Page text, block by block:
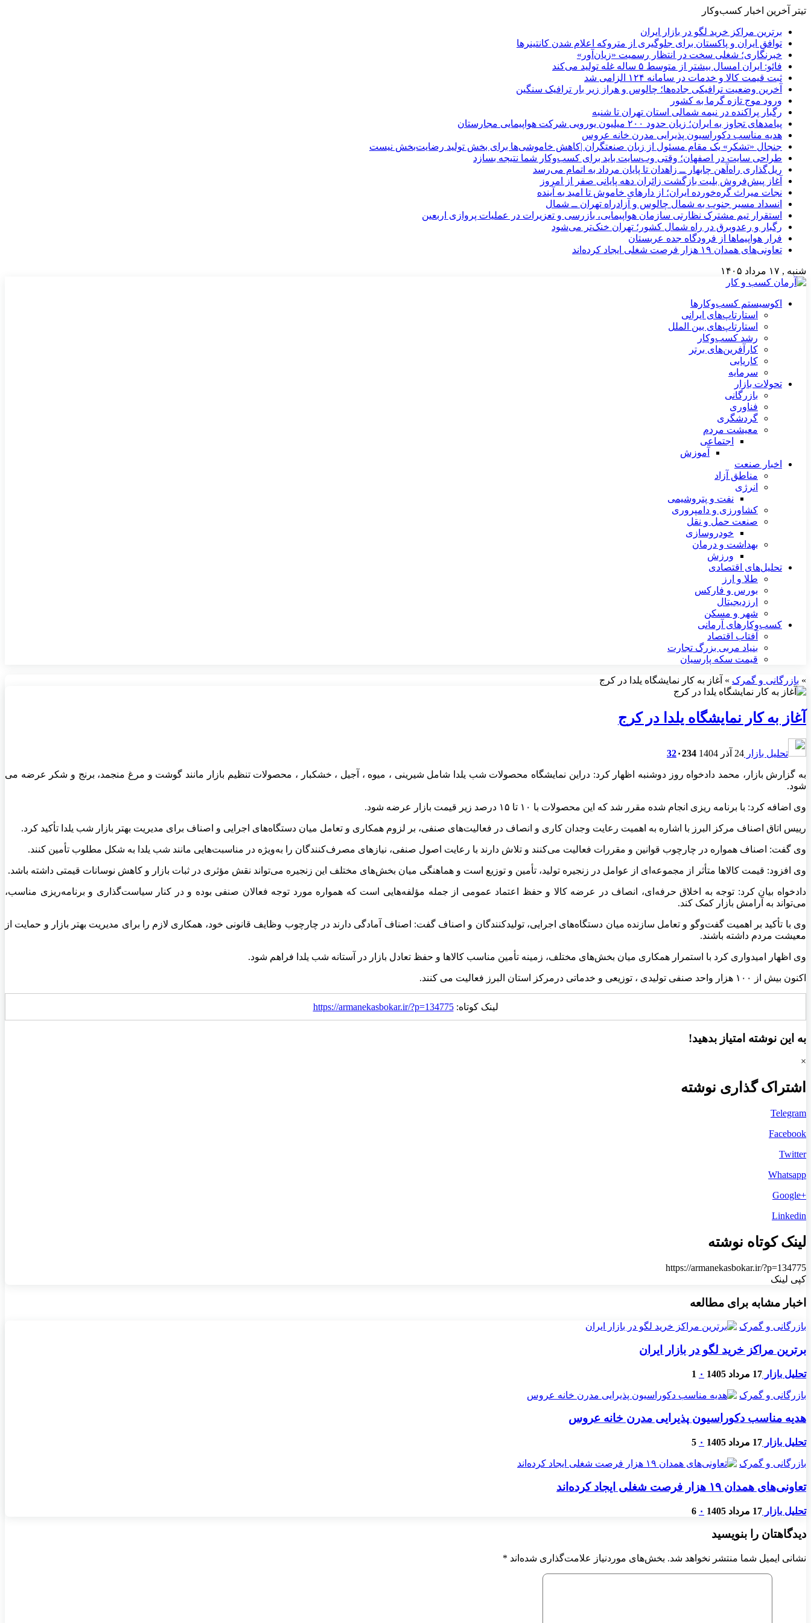
تیتر آخرین اخبار کسب‌وکار
برترین مراکز خرید لگو در بازار ایران
توافق ایران و پاکستان برای جلوگیری از متروکه اعلام شدن کانتینرها
خبرنگاری؛ شغلی سخت در انتظار رسمیت «زیان‌آور»
فائو: ایران امسال بیشتر از متوسط ۵ ساله غله تولید می‌کند
ثبت قیمت کالا و خدمات در سامانه ۱۲۴ الزامی شد
آخرین وضعیت ترافیکی جاده‌ها؛ چالوس و هراز زیر بار ترافیک سنگین
ورود موج تازه گرما به کشور
رگبار پراکنده در نیمه شمالی استان تهران تا شنبه
پیامدهای تجاوز به ایران؛ زیان حدود ۲۰۰ میلیون یورویی شرکت هواپیمایی مجارستان
هدیه مناسب دکوراسیون پذیرایی مدرن خانه عروس
جنجال «تشکر» یک مقام مسئول از زبان صنعتگران |کاهش خاموشی‌ها برای بخش تولید رضایت‌بخش نیست
طراحی سایت در اصفهان؛ وقتی وب‌سایت باید برای کسب‌وکار شما نتیجه بسازد
ریل‌گذاری راه‌آهن چابهار ــ زاهدان تا پایان مرداد به اتمام می‌رسد
آغاز پیش‌فروش بلیت بازگشت زائران دهه پایانی صفر از امروز
نجات میراث گره‌خورده ایران؛ از دارهای خاموش تا امید به آینده
انسداد مسیر جنوب به شمال چالوس و آزادراه تهران ــ شمال
استقرار تیم مشترک نظارتی سازمان هواپیمایی، بازرسی و تعزیرات در عملیات پروازی اربعین
رگبار و رعدوبرق در راه شمال کشور؛ تهران خنک‌تر می‌شود
فرار هواپیماها از فرودگاه جده عربستان
تعاونی‌های همدان ۱۹ هزار فرصت شغلی ایجاد کرده‌اند
شنبه , ۱۷ مرداد ۱۴۰۵
اکوسیستم کسب‌وکارها
استارتاپ‌های ایرانی
استارتاپ‌های بین الملل
رشد کسب‌وکار
کارآفرین‌های برتر
کاریابی
سرمایه
تحولات بازار
بازرگانی
فناوری
گردشگری
معیشت مردم
اجتماعی
آموزش
اخبار صنعت
مناطق آزاد
انرژی
نفت و پتروشیمی
کشاورزی و دامپروری
صنعت حمل و نقل
خودروسازی
بهداشت و درمان
ورزش
تحلیل‌های اقتصادی
طلا و ارز
بورس و فارکس
ارزدیجیتال
شهر و مسکن
کسب‌وکارهای آرمانی
آفتاب اقتصاد
بنیاد مربی بزرگ تجارت
قیمت سکه پارسیان
» بازرگانی و گمرک » آغاز به کار نمایشگاه یلدا در کرج
آغاز به کار نمایشگاه یلدا در کرج
تحلیل بازار 24 آذر 1404 32۰234
به گزارش بازار، محمد دادخواه روز دوشنبه اظهار کرد: دراین نمایشگاه محصولات شب یلدا شامل شیرینی ، میوه ، آجیل ، خشکبار ، محصولات تنظیم بازار مانند گوشت و مرغ منجمد، برنج و شکر عرضه می
شود.
وی اضافه کرد: با برنامه ریزی انجام شده مقرر شد که این محصولات با ۱۰ تا ۱۵ درصد زیر قیمت بازار عرضه شود.
رییس اتاق اصناف مرکز البرز با اشاره به اهمیت رعایت وجدان کاری و انصاف در فعالیت‌های صنفی، بر لزوم همکاری و تعامل میان دستگاه‌های اجرایی و اصناف برای مدیریت بهتر بازار شب یلدا تأکید کرد.
وی گفت: اصناف همواره در چارچوب قوانین و مقررات فعالیت می‌کنند و تلاش دارند با رعایت اصول صنفی، نیازهای مصرف‌کنندگان را به‌ویژه در مناسبت‌هایی مانند شب یلدا به شکل مطلوب تأمین کنند.
وی افزود: قیمت کالاها متأثر از مجموعه‌ای از عوامل در زنجیره تولید، تأمین و توزیع است و هماهنگی میان بخش‌های مختلف این زنجیره می‌تواند نقش مؤثری در ثبات بازار و کاهش نوسانات قیمتی داشته باشد.
دادخواه بیان کرد: توجه به اخلاق حرفه‌ای، انصاف در عرضه کالا و حفظ اعتماد عمومی از جمله مؤلفه‌هایی است که همواره مورد توجه فعالان صنفی بوده و در کنار سیاست‌گذاری و برنامه‌ریزی مناسب،
می‌تواند به آرامش بازار کمک کند.
وی با تأکید بر اهمیت گفت‌وگو و تعامل سازنده میان دستگاه‌های اجرایی، تولیدکنندگان و اصناف گفت: اصناف آمادگی دارند در چارچوب وظایف قانونی خود، همکاری لازم را برای مدیریت بهتر بازار و حمایت از
معیشت مردم داشته باشند.
وی اظهار امیدواری کرد با استمرار همکاری میان بخش‌های مختلف، زمینه تأمین مناسب کالاها و حفظ تعادل بازار در آستانه شب یلدا فراهم شود.
اکنون بیش از ۱۰۰ هزار واحد صنفی تولیدی ، توزیعی و خدماتی درمرکز استان البرز فعالیت می کنند.
لینک کوتاه:https://armanekasbokar.ir/?p=134775
به این نوشته امتیاز بدهید!
×
اشتراک گذاری نوشته
Telegram
Facebook
Twitter
Whatsapp
+Google
Linkedin
لینک کوتاه نوشته
https://armanekasbokar.ir/?p=134775
کپی لینک
اخبار مشابه برای مطالعه
بازرگانی و گمرک
برترین مراکز خرید لگو در بازار ایران
تحلیل بازار 17 مرداد 1405 ۰ 1
بازرگانی و گمرک
هدیه مناسب دکوراسیون پذیرایی مدرن خانه عروس
تحلیل بازار 17 مرداد 1405 ۰ 5
بازرگانی و گمرک
تعاونی‌های همدان ۱۹ هزار فرصت شغلی ایجاد کرده‌اند
تحلیل بازار 17 مرداد 1405 ۰ 6
دیدگاهتان را بنویسید
نشانی ایمیل شما منتشر نخواهد شد. بخش‌های موردنیاز علامت‌گذاری شده‌اند *